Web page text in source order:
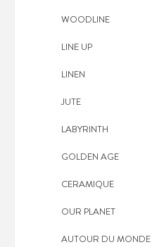
WOODLINE
LINE UP
LINEN
JUTE
LABYRINTH
GOLDEN AGE
CERAMIQUE
OUR PLANET
AUTOUR DU MONDE